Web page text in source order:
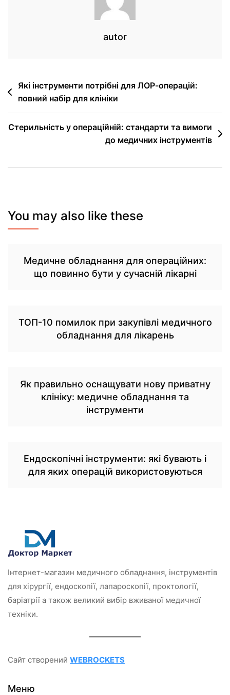
autor
Які інструменти потрібні для ЛОР-операцій:
повний набір для клініки
Стерильність у операційній: стандарти та вимоги
до медичних інструментів
You may also like these
Медичне обладнання для операційних:
що повинно бути у сучасній лікарні
ТОП-10 помилок при закупівлі медичного
обладнання для лікарень
Як правильно оснащувати нову приватну
клініку: медичне обладнання та
інструменти
Ендоскопічні інструменти: які бувають і
для яких операцій використовуються
Інтернет-магазин медичного обладнання, інструментів
для хірургії, ендоскопії, лапароскопії, проктології,
баріатрії а також великий вибір вживаної медичної
техніки.
Сайт створений WEBROCKETS
Меню